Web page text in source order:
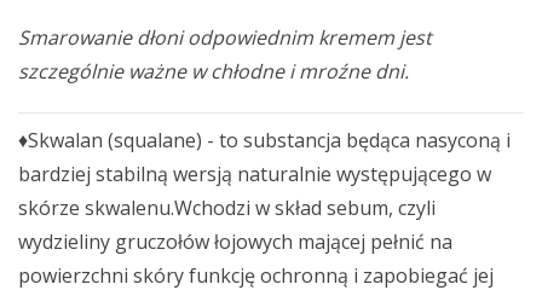
Smarowanie dłoni odpowiednim kremem jest
szczególnie ważne w chłodne i mroźne dni.
♦Skwalan (squalane) - to substancja będąca nasyconą i
bardziej stabilną wersją naturalnie występującego w
skórze skwalenu.Wchodzi w skład sebum, czyli
wydzieliny gruczołów łojowych mającej pełnić na
powierzchni skóry funkcję ochronną i zapobiegać jej